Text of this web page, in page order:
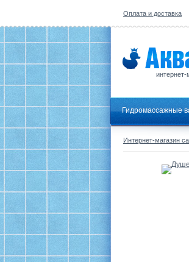
Оплата и доставка
интернет-
Гидромассажные
Интернет-магазин